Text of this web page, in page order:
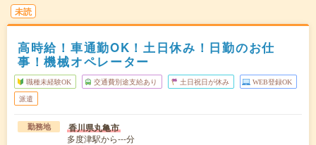
未読
高時給！車通勤OK！土日休み！日勤のお仕
事！機械オペレーター
職種未経験OK 交通費別途支給あり 土日祝日が休み WEB登録OK
派遣
勤務地 香川県丸亀市
多度津駅から---分